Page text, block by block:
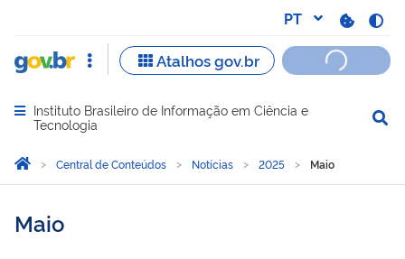
Abrir menu principal de navegação
Instituto Brasileiro de Informação em Ciência e
Tecnologia
Você está aqui:
Página Inicial
Central de Conteúdos Notícias 2025 Maio
Maio